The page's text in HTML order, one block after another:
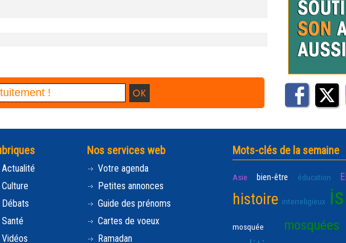
Actualité
Culture
Débats
Santé
Vidéos
Nos services web
Votre agenda
Petites annonces
Guide des prénoms
Cartes de voeux
Ramadan
Mots-clés de la semaine
Asie bien-être éducation
histoire interreligieux
mosquée mosquées